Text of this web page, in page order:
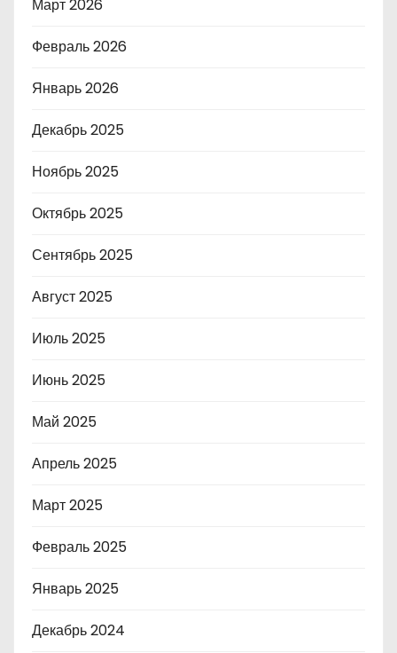
Март 2026
Февраль 2026
Январь 2026
Декабрь 2025
Ноябрь 2025
Октябрь 2025
Сентябрь 2025
Август 2025
Июль 2025
Июнь 2025
Май 2025
Апрель 2025
Март 2025
Февраль 2025
Январь 2025
Декабрь 2024